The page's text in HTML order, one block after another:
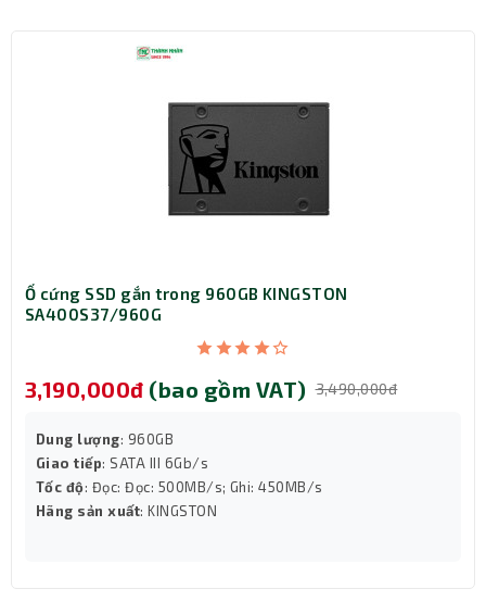
RAM G.Skill Aegis 5 16GB DDR5 6000MHz (F5-
những ai cần hiệu năng cao, tiết kiệm điện và độ tin cậy
lâu dài. Với tốc độ ấn tượng, chất lượng đảm bảo từ
G.Skill và mức giá hợp lý, đây là một trong những thanh
RAM DDR5 phổ thông đáng mua
Ổ cứng SSD gắn trong 960GB KINGSTON
SA400S37/960G
3,190,000đ (bao gồm VAT) 3,490,000đ
Dung lượng: 960GB
Giao tiếp: SATA III 6Gb/s
Tốc độ: Đọc: Đọc: 500MB/s; Ghi: 450MB/s
Hãng sản xuất: KINGSTON